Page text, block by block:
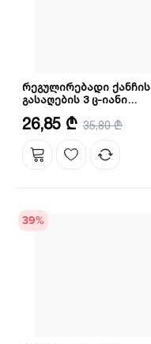
რეგულირებადი ქანჩის
გასაღების 3 ც-იანი
(HADWK031)
რაოდენობა: 3
26,85 ₾ 35,80 ₾
39%